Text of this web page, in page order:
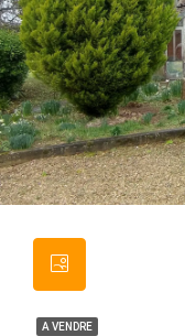
A VENDRE